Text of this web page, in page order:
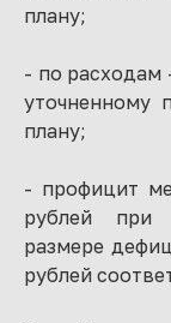
плану;
- по расходам
уточненному
плану;
- профицит
рублей при
размере
рублей